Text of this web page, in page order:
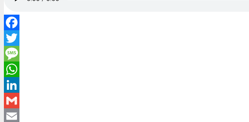
Facebook
Twitter
Message
WhatsApp
LinkedIn
Gmail